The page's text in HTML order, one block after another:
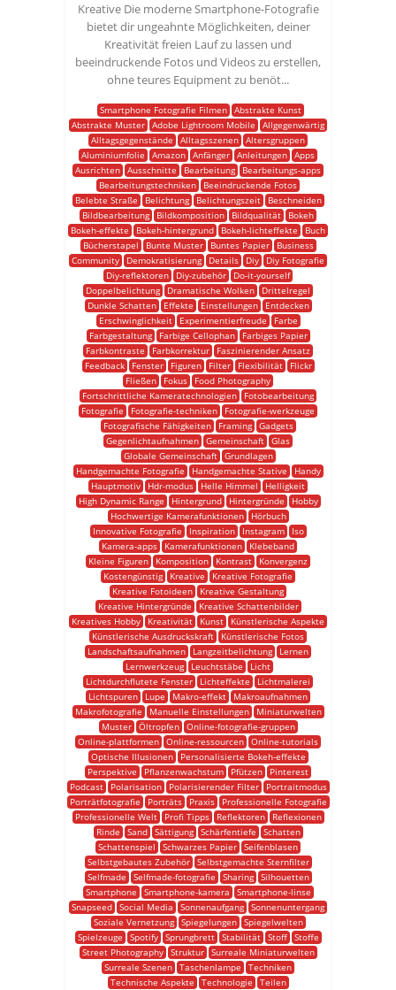
Kreative Die moderne Smartphone-Fotografie
bietet dir ungeahnte Möglichkeiten, deiner
Kreativität freien Lauf zu lassen und
beeindruckende Fotos und Videos zu erstellen,
ohne teures Equipment zu benöt...
Smartphone Fotografie Filmen
Abstrakte Kunst
Abstrakte Muster Adobe Lightroom Mobile
Allgegenwärtig
Alltagsgegenstände
Alltagsszenen Altersgruppen
Aluminiumfolie
Amazon Anfänger Anleitungen Apps
Ausrichten Ausschnitte Bearbeitung
Bearbeitungs-apps
Bearbeitungstechniken
Beeindruckende Fotos
Belebte Straße
Belichtung Belichtungszeit
Beschneiden
Bildbearbeitung
Bildkomposition Bildqualität
Bokeh
Bokeh-effekte
Bokeh-hintergrund Bokeh-lichteffekte
Buch
Bücherstapel
Bunte Muster Buntes Papier
Business
Community
Demokratisierung Details Diy
Diy Fotografie
Diy-reflektoren
Diy-zubehör
Do-it-yourself
Doppelbelichtung
Dramatische Wolken
Drittelregel
Dunkle Schatten
Effekte Einstellungen
Entdecken
Erschwinglichkeit
Experimentierfreude
Farbe
Farbgestaltung
Farbige Cellophan
Farbiges Papier
Farbkontraste
Farbkorrektur
Faszinierender Ansatz
Feedback
Fenster Figuren Filter Flexibilität
Flickr
Fließen
Fokus
Food Photography
Fortschrittliche Kameratechnologien
Fotobearbeitung
Fotografie
Fotografie-techniken
Fotografie-werkzeuge
Fotografische Fähigkeiten
Framing
Gadgets
Gegenlichtaufnahmen Gemeinschaft Glas
Globale Gemeinschaft
Grundlagen
Handgemachte Fotografie
Handgemachte Stative
Handy
Hauptmotiv
Hdr-modus Helle Himmel
Helligkeit
High Dynamic Range
Hintergrund Hintergründe
Hobby
Hochwertige Kamerafunktionen
Hörbuch
Innovative Fotografie
Inspiration Instagram
Iso
Kamera-apps
Kamerafunktionen
Klebeband
Kleine Figuren
Komposition Kontrast
Konvergenz
Kostengünstig
Kreative
Kreative Fotografie
Kreative Fotoideen
Kreative Gestaltung
Kreative Hintergründe
Kreative Schattenbilder
Kreatives Hobby
Kreativität Kunst
Künstlerische Aspekte
Künstlerische Ausdruckskraft
Künstlerische Fotos
Landschaftsaufnahmen
Langzeitbelichtung
Lernen
Lernwerkzeug
Leuchtstäbe
Licht
Lichtdurchflutete Fenster
Lichteffekte
Lichtmalerei
Lichtspuren
Lupe Makro-effekt
Makroaufnahmen
Makrofotografie
Manuelle Einstellungen
Miniaturwelten
Muster
Öltropfen
Online-fotografie-gruppen
Online-plattformen Online-ressourcen Online-tutorials
Optische Illusionen
Personalisierte Bokeh-effekte
Perspektive
Pflanzenwachstum Pfützen
Pinterest
Podcast
Polarisation Polarisierender Filter
Portraitmodus
Porträtfotografie
Porträts Praxis
Professionelle Fotografie
Professionelle Welt
Profi Tipps Reflektoren
Reflexionen
Rinde
Sand Sättigung Schärfentiefe
Schatten
Schattenspiel
Schwarzes Papier Seifenblasen
Selbstgebautes Zubehör
Selbstgemachte Sternfilter
Selfmade
Selfmade-fotografie Sharing
Silhouetten
Smartphone
Smartphone-kamera
Smartphone-linse
Snapseed Social Media Sonnenaufgang Sonnenuntergang
Soziale Vernetzung
Spiegelungen
Spiegelwelten
Spielzeuge
Spotify Sprungbrett Stabilität Stoff
Stoffe
Street Photography
Struktur
Surreale Miniaturwelten
Surreale Szenen Taschenlampe
Techniken
Technische Aspekte
Technologie
Teilen